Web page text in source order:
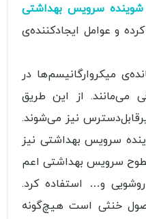
شوینده سرویس بهداشتی
و عوامل ایجادکننده‌ی
میکروارگانیسم‌ها در
می‌مانند. از این طریق
نیز می‌شوند.
سرویس بهداشتی نیز
سرویس بهداشتی اعم
و… استفاده کرد.
خنثی است هیچ‌گونه